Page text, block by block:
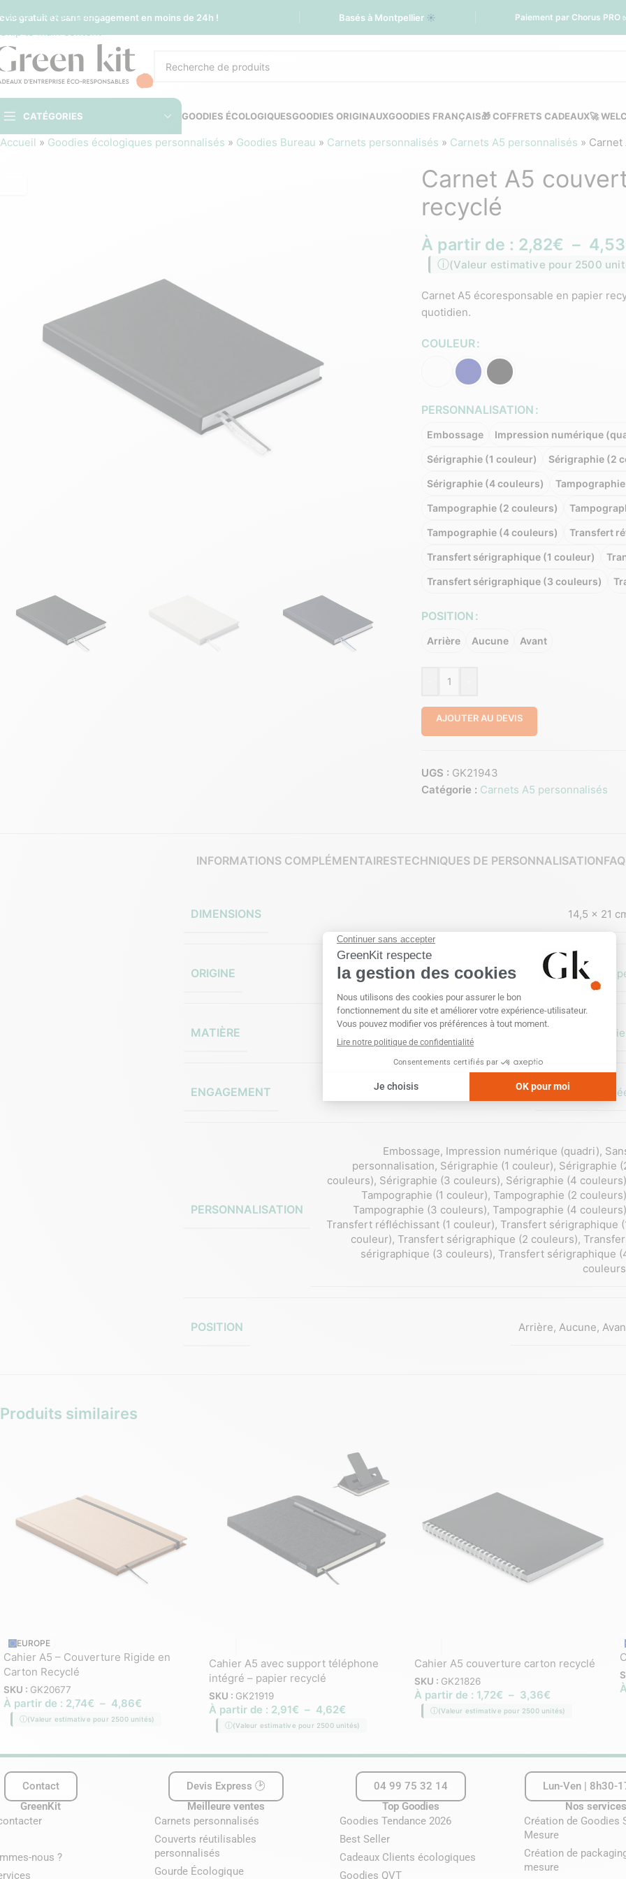
Sauter à la navigation
Skip to main content
gratuit et sans engagement en moins de 24h ! Basés à Montpellier ☀️ Paiement par Chorus PRO
CATÉGORIES GOODIES ÉCOLOGIQUESGOODIES ORIGINAUXGOODIES FRANÇAIS🎁 COFFRETS CADEAUX🚀
Accueil » Goodies écologiques personnalisés » Goodies Bureau » Carnets personnalisés » Carnets A5 personnalisés »
Carnet A5
recyclé
À partir de : 2,82€ – 4,53
(Valeur estimative pour 2500
Carnet A5 écoresponsable en papier
quotidien.
COULEUR
PERSONNALISATION
Embossage Impression numérique
Sérigraphie (1 couleur) Sérigraphie (2
Sérigraphie (4 couleurs)
Tampographie (2 couleurs)
Tampographie (4 couleurs) Transfert
Transfert sérigraphique (1 couleur)
Transfert sérigraphique (3 couleurs)
POSITION
Arrière Aucune Avant
AJOUTER AU DEVIS
UGS : GK21943
Catégorie : Carnets A5 personnalisés
INFORMATIONS COMPLÉMENTAIRESTECHNIQUES DE PERSONNALISATIONFAQ
DIMENSIONS 14,5 × 21
ORIGINE Hors
MATIÈRE Carton/
ENGAGEMENT Matière
PERSONNALISATION
Embossage, Impression numérique (quadri),
personnalisation, Sérigraphie (1 couleur), Sérigraphie
couleurs), Sérigraphie (3 couleurs), Sérigraphie (4 couleurs)
Tampographie (1 couleur), Tampographie (2 couleurs)
Tampographie (3 couleurs), Tampographie (4 couleurs)
Transfert réfléchissant (1 couleur), Transfert sérigraphique
couleur), Transfert sérigraphique (2 couleurs),
sérigraphique (3 couleurs), Transfert sérigraphique
POSITION Arrière, Aucune,
Produits similaires
EUROPE
Cahier A5 – Couverture Rigide en
Carton Recyclé
SKU : GK20677
À partir de : 2,74€ – 4,86€
(Valeur estimative pour 2500 unités)
Cahier A5 avec support téléphone
intégré – papier recyclé
SKU : GK21919
À partir de : 2,91€ – 4,62€
(Valeur estimative pour 2500 unités)
Cahier A5 couverture carton recyclé
SKU : GK21826
À partir de : 1,72€ – 3,36€
(Valeur estimative pour 2500 unités)
Contact
GreenKit
nous ?
Devis Express 🕑
Meilleure ventes
Carnets personnalisés
Couverts réutilisables
personnalisés
Gourde Écologique
04 99 75 32 14
Top Goodies
Goodies Tendance 2026
Best Seller
Cadeaux Clients écologiques
Goodies QVT
Lun-Ven | 8h30-
Nos services
Création de Goodies
Mesure
Création de
mesure